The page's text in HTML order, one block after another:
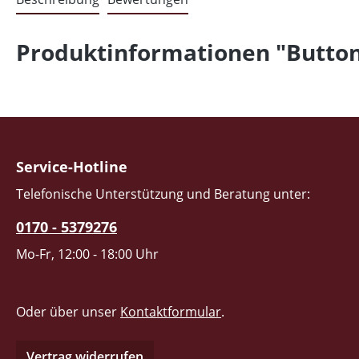
Produktinformationen "Button
Service-Hotline
Telefonische Unterstützung und Beratung unter:
0170 - 5379276
Mo-Fr, 12:00 - 18:00 Uhr
Oder über unser Kontaktformular.